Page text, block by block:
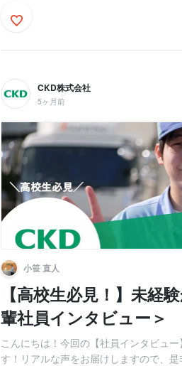
CKD株式会社
5ヶ月前
小笹 直人
【高校生必見！】未経
輩社員インタビュー＞
こんにちは！今回の【社員インタビュ
す！リアルな声をお届けしますので、